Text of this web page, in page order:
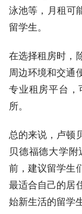
泳池等，月租可
留学生。
在选择租房时，
周边环境和交通
专业租房平台，
所。
总的来说，卢顿
贝德福德大学
前，建议留学生
最适合自己的居
始新生活的留学